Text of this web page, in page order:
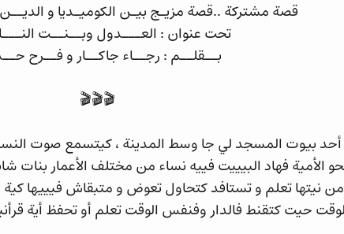
قصة مشتركة ..قصة مزيـج بيـن الكوميـديا و
تحت عنوان : العـــدول وبــنــت
بــقلــم : رجــاء جاكــار و فــرح
🎬🎬🎬
بيوت المسجد لي جا وسط المدينة ، كيتسمع صوت النساء
الأمية فهاد البيييت فييه نساء من مختلف الأعمار بنات
نيتها تعلم و تستافد كتحاول تعوض و متبقاش فيييها كية
لوقت حيت كتقنط فالدار وفنفس الوقت تعلم أو تحفظ أية